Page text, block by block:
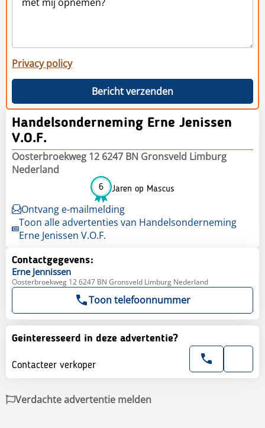
Privacy policy
Bericht verzenden
Handelsonderneming Erne Jenissen
V.O.F.
Oosterbroekweg 12 6247 BN Gronsveld Limburg
Nederland
6 Jaren op Mascus
Ontvang e-mailmelding
Toon alle advertenties van Handelsonderneming
Erne Jenissen V.O.F.
Contactgegevens:
Erne Jennissen
Oosterbroekweg 12 6247 BN Gronsveld Limburg Nederland
Toon telefoonnummer
Geinteresseerd in deze advertentie?
Contacteer verkoper
Verdachte advertentie melden